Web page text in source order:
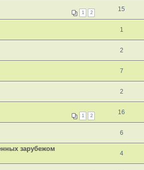
1 2 15
1
2
7
2
1 2 16
6
зарубежом
4